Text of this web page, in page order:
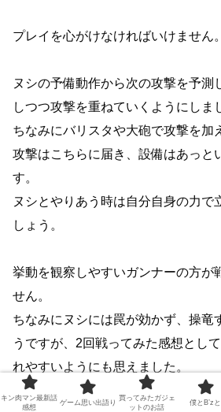
プレイを心がけなければいけません。
ヌシの予備動作から次の攻撃を予測
しつつ攻撃を重ねていくようにしま
ちなみにバリスタや大砲で攻撃を加
攻撃はこちらに届き、設備はあっと
す。
ヌシとやりあう時は自分自身の力で
しょう。
挙動を観察しやすいガンナーの方が
せん。
ちなみにヌシには罠が効かず、操竜
うですが、2回戦ってみた感想とし
れやすいようにも思えました。
キン肉マン最新話
感想
ゲーム思い出語り
買ってみたガジェ
ットのお話
僕とB’zと